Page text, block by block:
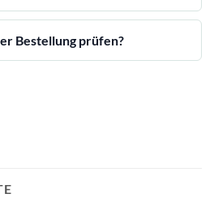
Bestellung prüfen?